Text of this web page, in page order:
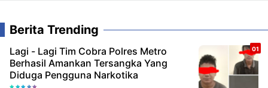
Berita Trending
Lagi - Lagi Tim Cobra Polres Metro
Berhasil Amankan Tersangka Yang
Diduga Pengguna Narkotika